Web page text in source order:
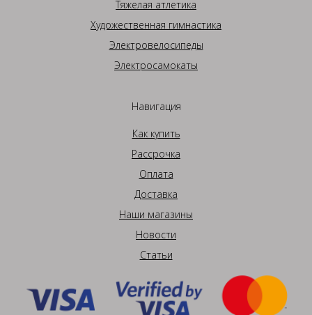
Тяжелая атлетика
Художественная гимнастика
Электровелосипеды
Электросамокаты
Навигация
Как купить
Рассрочка
Оплата
Доставка
Наши магазины
Новости
Статьи